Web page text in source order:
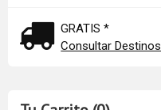
GRATIS *
Consultar Destinos